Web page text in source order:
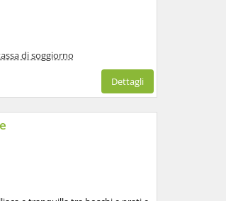
di soggiorno
Dettagli